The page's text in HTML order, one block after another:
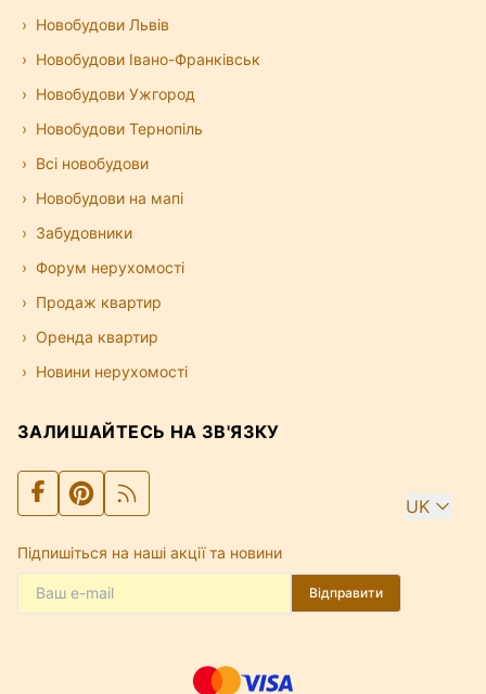
Новобудови Львів
Новобудови Івано-Франківськ
Новобудови Ужгород
Новобудови Тернопіль
Всі новобудови
Новобудови на мапі
Забудовники
Форум нерухомості
Продаж квартир
Оренда квартир
Новини нерухомості
ЗАЛИШАЙТЕСЬ НА ЗВ'ЯЗКУ
UK
Підпишіться на наші акції та новини
Відправити